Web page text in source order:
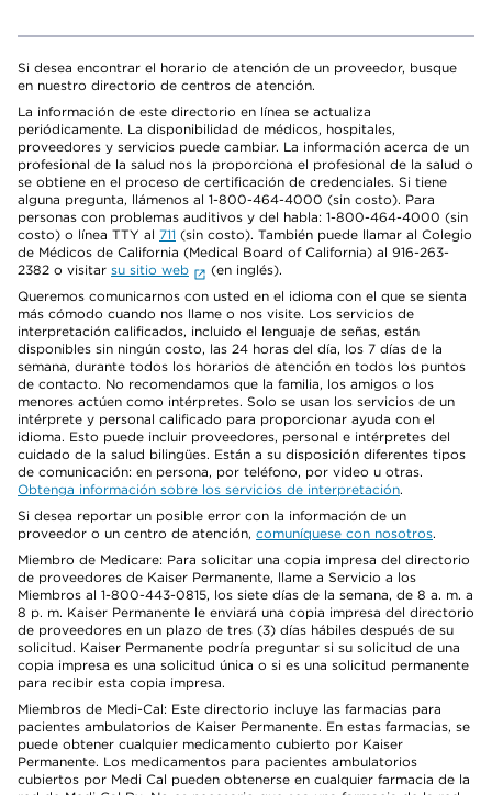
Si desea encontrar el horario de atención de un proveedor, busque
en nuestro directorio de centros de atención.
La información de este directorio en línea se actualiza
periódicamente. La disponibilidad de médicos, hospitales,
proveedores y servicios puede cambiar. La información acerca de un
profesional de la salud nos la proporciona el profesional de la salud o
se obtiene en el proceso de certificación de credenciales. Si tiene
alguna pregunta, llámenos al 1-800-464-4000 (sin costo). Para
personas con problemas auditivos y del habla: 1-800-464-4000 (sin
costo) o línea TTY al 711 (sin costo). También puede llamar al Colegio
de Médicos de California (Medical Board of California) al 916-263-
2382 o visitar su sitio web
(en inglés).
Queremos comunicarnos con usted en el idioma con el que se sienta
más cómodo cuando nos llame o nos visite. Los servicios de
interpretación calificados, incluido el lenguaje de señas, están
disponibles sin ningún costo, las 24 horas del día, los 7 días de la
semana, durante todos los horarios de atención en todos los puntos
de contacto. No recomendamos que la familia, los amigos o los
menores actúen como intérpretes. Solo se usan los servicios de un
intérprete y personal calificado para proporcionar ayuda con el
idioma. Esto puede incluir proveedores, personal e intérpretes del
cuidado de la salud bilingües. Están a su disposición diferentes tipos
de comunicación: en persona, por teléfono, por video u otras.
Obtenga información sobre los servicios de interpretación.
Si desea reportar un posible error con la información de un
proveedor o un centro de atención, comuníquese con nosotros.
Miembro de Medicare: Para solicitar una copia impresa del directorio
de proveedores de Kaiser Permanente, llame a Servicio a los
Miembros al 1-800-443-0815, los siete días de la semana, de 8 a. m. a
8 p. m. Kaiser Permanente le enviará una copia impresa del directorio
de proveedores en un plazo de tres (3) días hábiles después de su
solicitud. Kaiser Permanente podría preguntar si su solicitud de una
copia impresa es una solicitud única o si es una solicitud permanente
para recibir esta copia impresa.
Miembros de Medi-Cal: Este directorio incluye las farmacias para
pacientes ambulatorios de Kaiser Permanente. En estas farmacias, se
puede obtener cualquier medicamento cubierto por Kaiser
Permanente. Los medicamentos para pacientes ambulatorios
cubiertos por Medi Cal pueden obtenerse en cualquier farmacia de la